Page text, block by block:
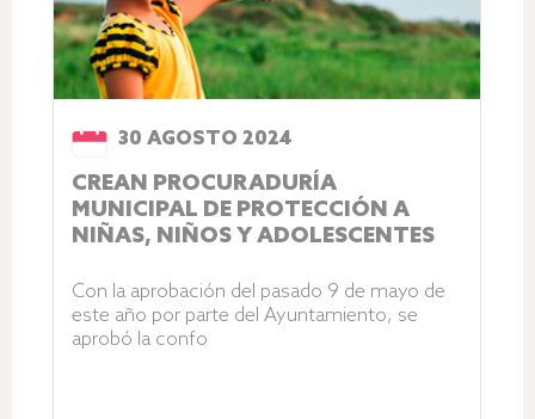
30 AGOSTO 2024
CREAN PROCURADURÍA
MUNICIPAL DE PROTECCIÓN A
NIÑAS, NIÑOS Y ADOLESCENTES
Con la aprobación del pasado 9 de mayo de
este año por parte del Ayuntamiento, se
aprobó la confo